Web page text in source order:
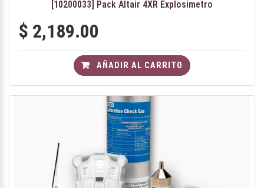
[10200033] Pack Altair 4XR Explosimetro
$ 2,189.00
AÑADIR AL CARRITO